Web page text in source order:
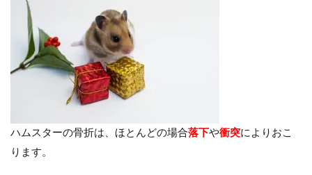
ハムスターの骨折は、ほとんどの場合落下や衝突によりおこ
ります。